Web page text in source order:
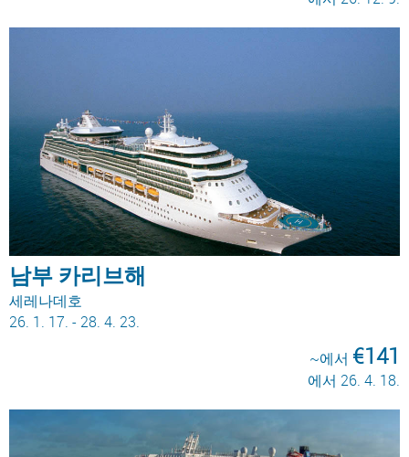
남부 카리브해
세레나데호
26. 1. 17. - 28. 4. 23.
~에서 €141
에서 26. 4. 18.